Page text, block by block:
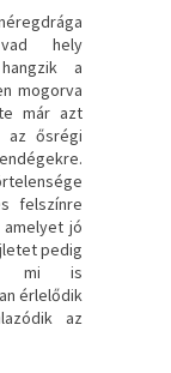
hely
a
mogorva
már azt
az ősrégi
felszínre
jó
pedig
mi is
érlelődik
az